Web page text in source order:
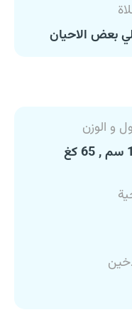
بعض الاحيان
و الوزن